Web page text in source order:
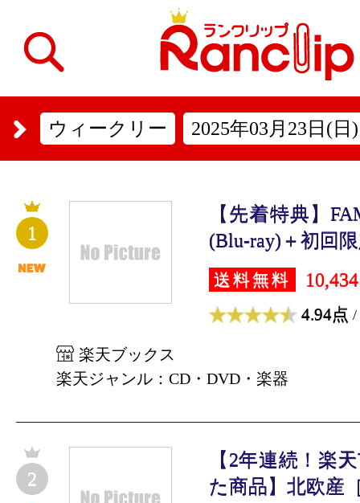
ウィークリー 2025年03月23日(日)
1
【先着特典】
(Blu-ray)＋初回
送料無料
4.94点 /
楽天ブックス
楽天ジャンル：CD・DVD・楽器
2
【2年連続！楽
た商品】北欧産